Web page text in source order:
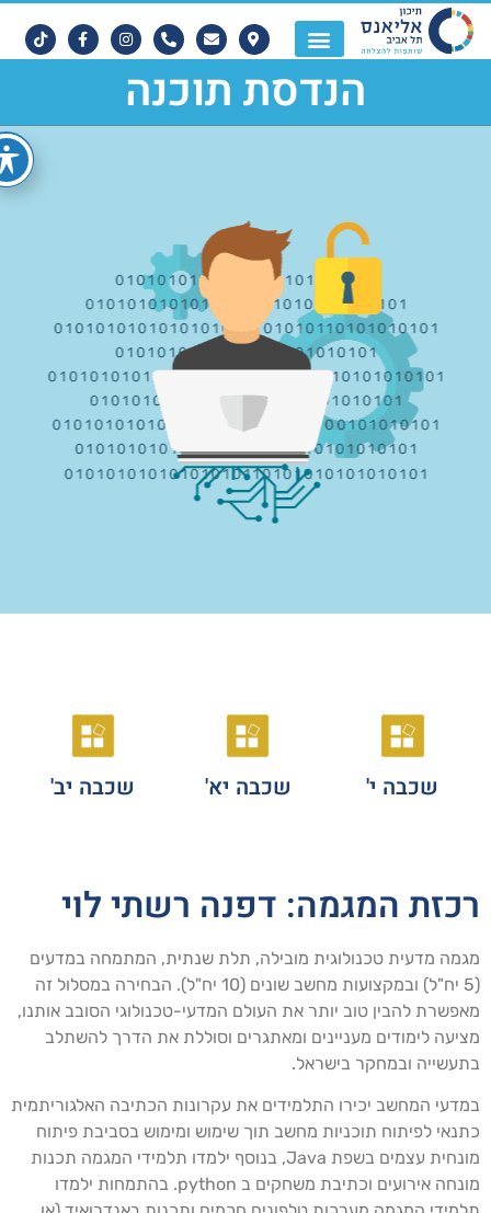
הנדסת תוכנה
שכבה י' שכבה יא' שכבה יב'
המגמה: דפנה רשתי לוי
מדעית טכנולוגית מובילה, תלת שנתית, המתמחה במדעים
(5 יח"ל) ובמקצועות מחשב שונים (10 יח"ל). הבחירה במסלול זה
להבין טוב יותר את העולם המדעי-טכנולוגי הסובב אותנו,
לימודים מעניינים ומאתגרים וסוללת את הדרך להשתלב
ובמחקר בישראל.
המחשב יכירו התלמידים את עקרונות הכתיבה האלגוריתמית
לפיתוח תוכניות מחשב תוך שימוש ומימוש בסביבת פיתוח
מונחית עצמים בשפת Java, בנוסף ילמדו תלמידי המגמה תכנות
מונחה אירועים וכתיבת משחקים ב python. בהתמחות ילמדו